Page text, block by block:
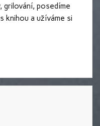
grilování, posedíme
knihou a užíváme si